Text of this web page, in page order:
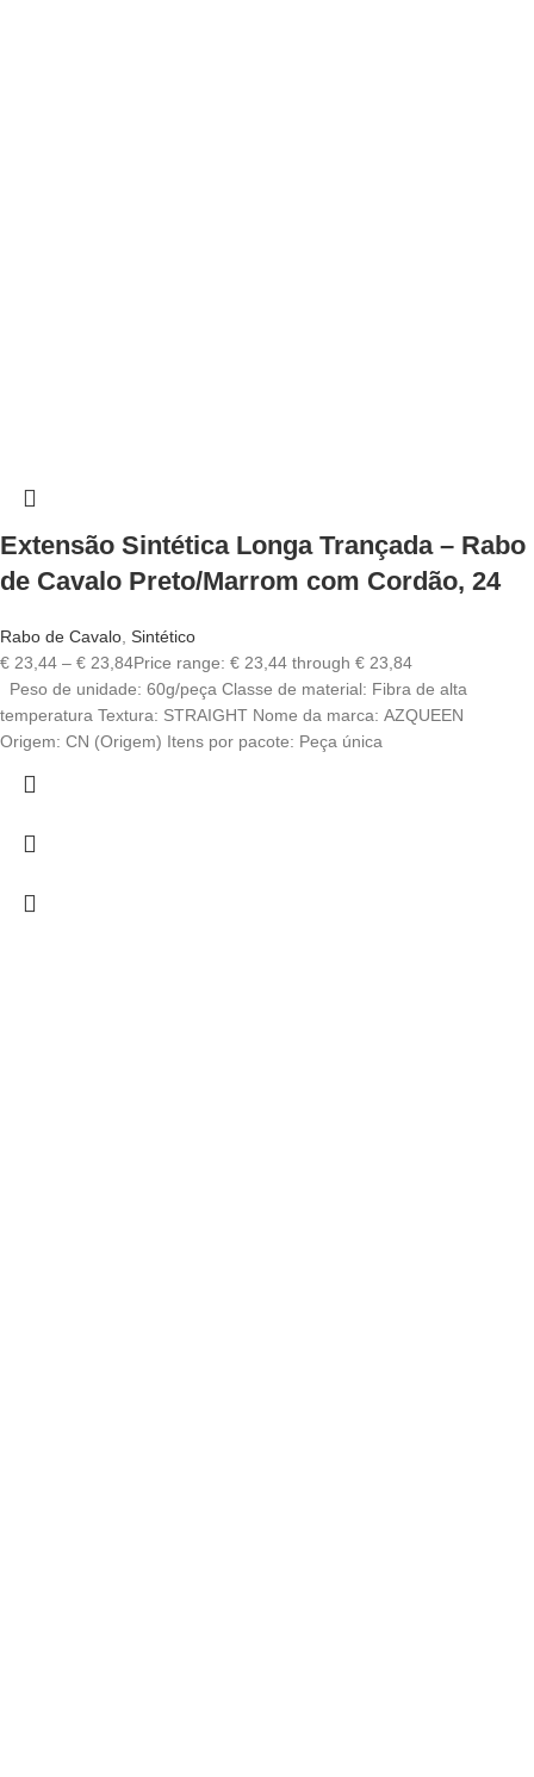
Extensão Sintética Longa Trançada – Rabo
de Cavalo Preto/Marrom com Cordão, 24
Rabo de Cavalo, Sintético
€ 23,44 – € 23,84Price range: € 23,44 through € 23,84
Peso de unidade: 60g/peça Classe de material: Fibra de alta
temperatura Textura: STRAIGHT Nome da marca: AZQUEEN
Origem: CN (Origem) Itens por pacote: Peça única